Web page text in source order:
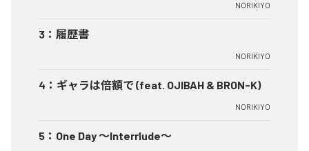
NORIKIYO
3 ： 履歴書
NORIKIYO
4 ： ギャラは倍額で (feat. OJIBAH & BRON-K)
NORIKIYO
5 ： One Day ～Interrlude～